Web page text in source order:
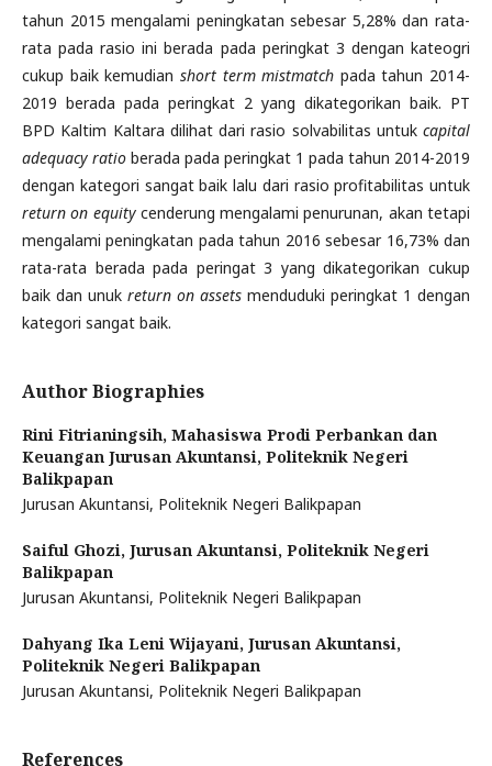
tahun 2015 mengalami peningkatan sebesar 5,28% dan rata-
rata pada rasio ini berada pada peringkat 3 dengan kateogri
cukup baik kemudian short term mistmatch pada tahun 2014-
2019 berada pada peringkat 2 yang dikategorikan baik. PT
BPD Kaltim Kaltara dilihat dari rasio solvabilitas untuk capital
adequacy ratio berada pada peringkat 1 pada tahun 2014-2019
dengan kategori sangat baik lalu dari rasio profitabilitas untuk
return on equitycenderung mengalami penurunan, akan tetapi
mengalami peningkatan pada tahun 2016 sebesar 16,73% dan
rata-rata berada pada peringat 3 yang dikategorikan cukup
baik dan unuk return on assets menduduki peringkat 1 dengan
kategori sangat baik.
Author Biographies
Rini Fitrianingsih, Mahasiswa Prodi Perbankan dan
Keuangan Jurusan Akuntansi, Politeknik Negeri
Balikpapan
Jurusan Akuntansi, Politeknik Negeri Balikpapan
Saiful Ghozi, Jurusan Akuntansi, Politeknik Negeri
Balikpapan
Jurusan Akuntansi, Politeknik Negeri Balikpapan
Dahyang Ika Leni Wijayani, Jurusan Akuntansi,
Politeknik Negeri Balikpapan
Jurusan Akuntansi, Politeknik Negeri Balikpapan
References